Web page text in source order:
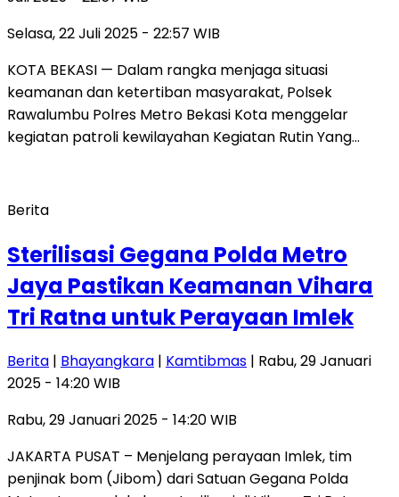
Selasa, 22 Juli 2025 - 22:57 WIB
KOTA BEKASI — Dalam rangka menjaga situasi
keamanan dan ketertiban masyarakat, Polsek
Rawalumbu Polres Metro Bekasi Kota menggelar
kegiatan patroli kewilayahan Kegiatan Rutin Yang…
Berita
Sterilisasi Gegana Polda Metro
Jaya Pastikan Keamanan Vihara
Tri Ratna untuk Perayaan Imlek
Berita | Bhayangkara | Kamtibmas | Rabu, 29 Januari
2025 - 14:20 WIB
Rabu, 29 Januari 2025 - 14:20 WIB
JAKARTA PUSAT – Menjelang perayaan Imlek, tim
penjinak bom (Jibom) dari Satuan Gegana Polda